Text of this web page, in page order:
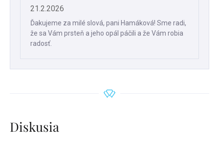
21.2.2026
Ďakujeme za milé slová, pani Hamáková! Sme radi,
že sa Vám prsteň a jeho opál páčili a že Vám robia
radosť.
Diskusia